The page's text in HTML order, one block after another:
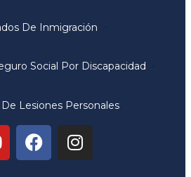
De Inmigración
Social Por Discapacidad
Lesiones Personales